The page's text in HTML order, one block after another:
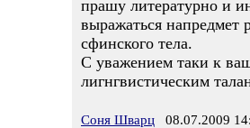
прашу литературно и
выражаться напредмет
сфинского тела.
С уважением таки к
лигнгвистическим
Соня Шварц 08.07.2009